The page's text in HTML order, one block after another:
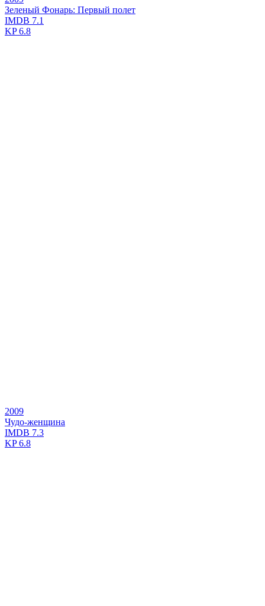
Зеленый Фонарь: Первый полет
IMDB 7.1
KP6.8
2009
Чудо-женщина
IMDB 7.3
KP6.8